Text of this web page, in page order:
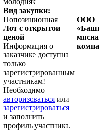
Вид закупки:
Попозиционная
Лот с открытой
ценой
Информация о
заказчике доступна
только
зарегистрированным
участникам!
Необходимо
авторизоваться или
зарегистрироваться
и заполнить
профиль участника.
ООО